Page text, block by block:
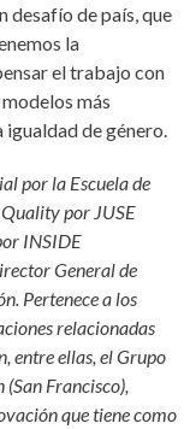
desafío de país, que
la
el trabajo con
más
de género.
por la Escuela de
por JUSE
INSIDE
General de
Pertenece a los
relacionadas
entre ellas, el Grupo
Francisco),
que tiene como